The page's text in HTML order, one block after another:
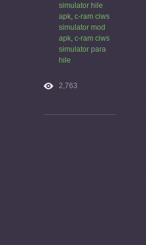
simulator hile
apk, c-ram ciws
simulator mod
apk, c-ram ciws
simulator para
hile
2,763